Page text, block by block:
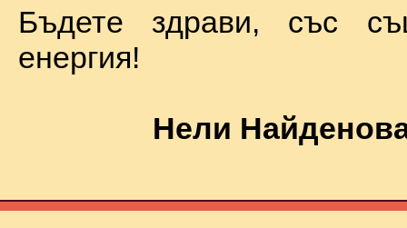
Бъдете здрави, със
енергия!
Нели